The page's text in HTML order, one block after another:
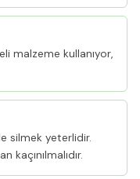
malzeme kullanıyor,
silmek yeterlidir.
kaçınılmalıdır.